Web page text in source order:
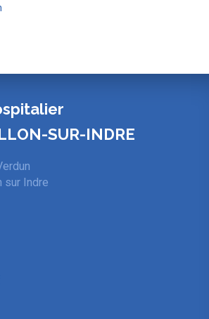
SUR-INDRE
sur Indre